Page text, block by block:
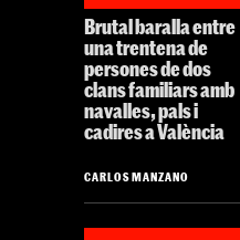
Brutal baralla entre
una trentena de
persones de dos
clans familiars amb
navalles, pals i
cadires a València
CARLOS MANZANO